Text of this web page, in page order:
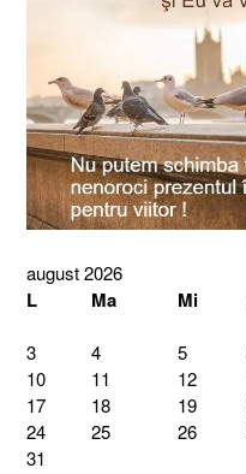
august 2026
L Ma Mi
3
4 5
10
11 12
17
18 19
24
25 26
31